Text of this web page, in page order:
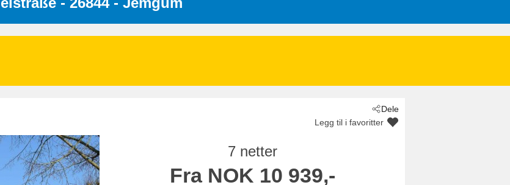
Dele
Legg til i favoritter
7 netter
Fra NOK 10 939,-